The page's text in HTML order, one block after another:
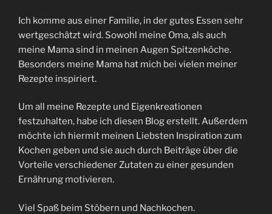
Ich komme aus einer Familie, in der gutes Essen sehr
wertgeschätzt wird. Sowohl meine Oma, als auch
meine Mama sind in meinen Augen Spitzenköche.
Besonders meine Mama hat mich bei vielen meiner
Rezepte inspiriert.
Um all meine Rezepte und Eigenkreationen
festzuhalten, habe ich diesen Blog erstellt. Außerdem
möchte ich hiermit meinen Liebsten Inspiration zum
Kochen geben und sie auch durch Beiträge über die
Vorteile verschiedener Zutaten zu einer gesunden
Ernährung motivieren.
Viel Spaß beim Stöbern und Nachkochen.